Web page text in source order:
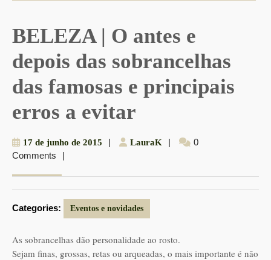
BELEZA | O antes e
depois das sobrancelhas
das famosas e principais
erros a evitar
17 de junho de 2015 17| LauraK LauraK
|
0
Comments
|
Categories: Eventos e novidades
As sobrancelhas dão personalidade ao rosto.
Sejam finas, grossas, retas ou arqueadas, o mais importante é não